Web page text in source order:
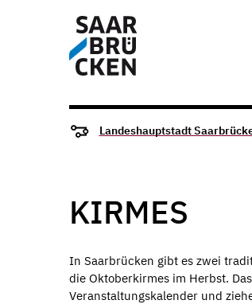
Landeshauptstadt
KIRMES
In Saarbrücken gibt es zwei
die Oktoberkirmes im Herbst.
Veranstaltungskalender und